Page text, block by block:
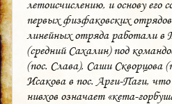
летоисчислению, и основу его
первых физфаковских
линейных отряда работали
(средний Сахалин) под
(пос. Слава), Саши Скворцова
Исакова в пос. Арги-Паги, что
нивхов означает «кета-